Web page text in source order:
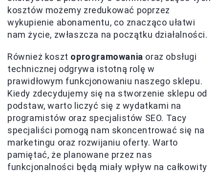
kosztów możemy zredukować poprzez
wykupienie abonamentu, co znacząco ułatwi
nam życie, zwłaszcza na początku działalności.
Również koszt oprogramowania oraz obsługi
technicznej odgrywa istotną rolę w
prawidłowym funkcjonowaniu naszego sklepu.
Kiedy zdecydujemy się na stworzenie sklepu od
podstaw, warto liczyć się z wydatkami na
programistów oraz specjalistów SEO. Tacy
specjaliści pomogą nam skoncentrować się na
marketingu oraz rozwijaniu oferty. Warto
pamiętać, że planowane przez nas
funkcjonalności będą miały wpływ na całkowity